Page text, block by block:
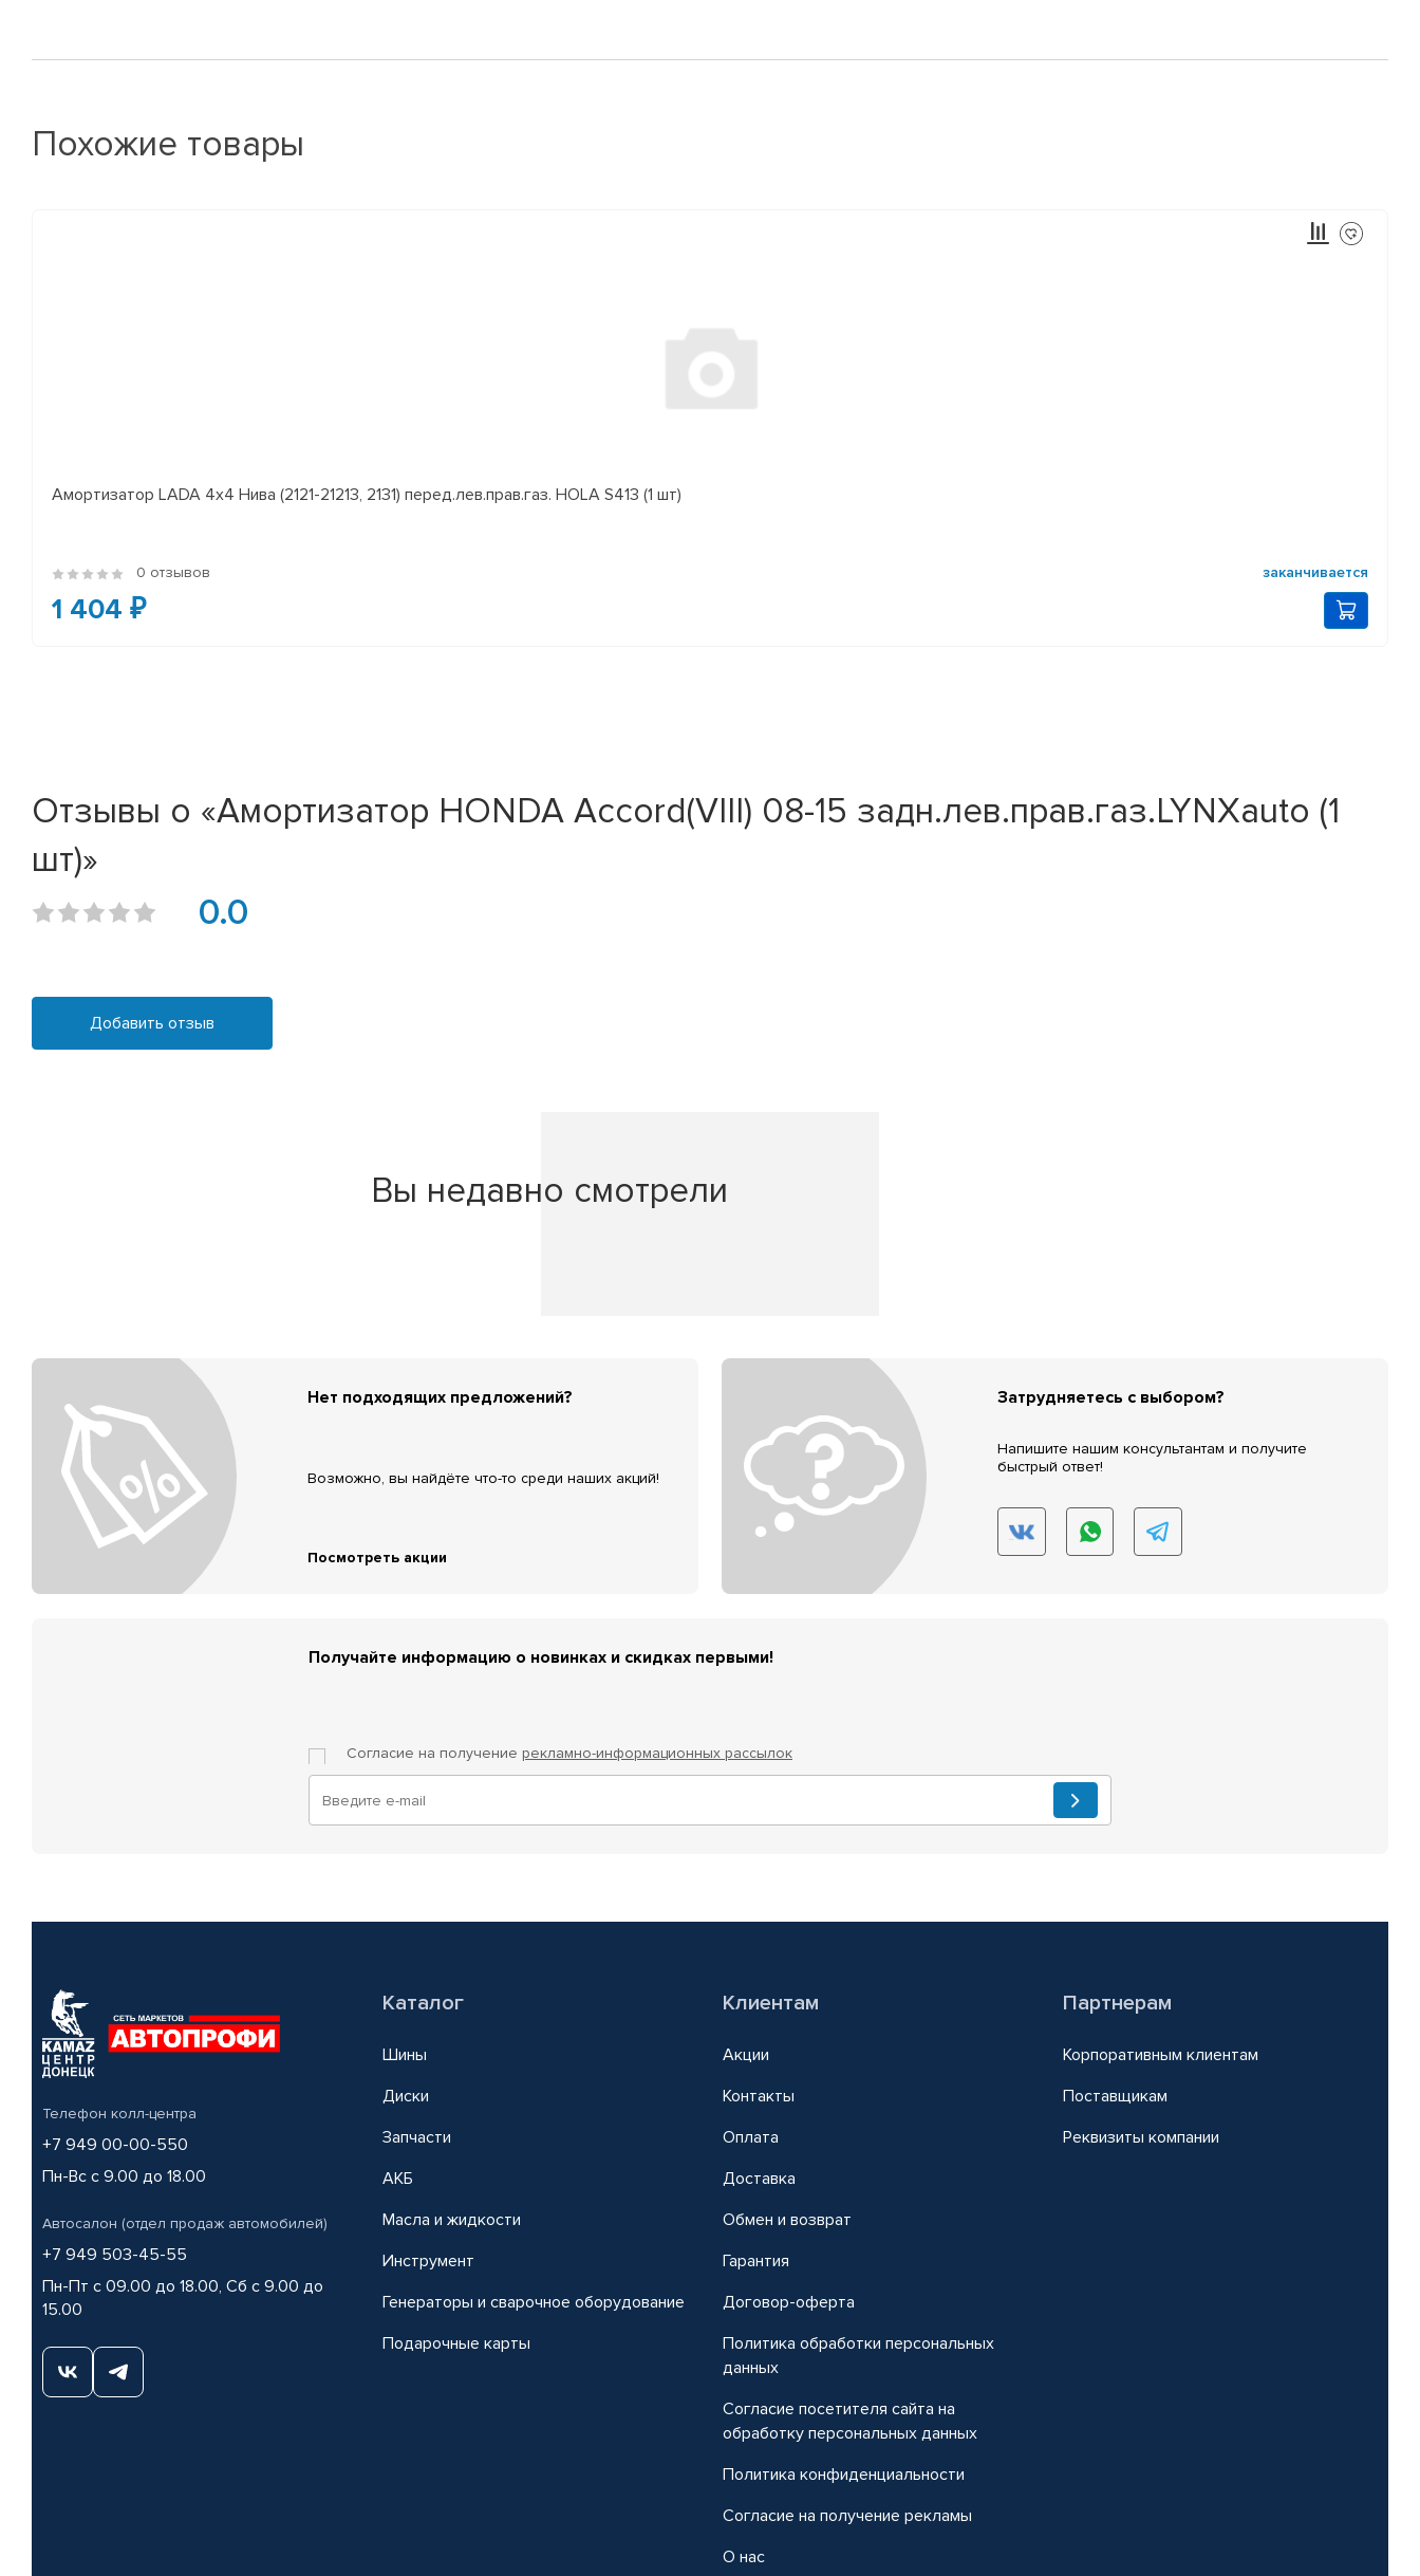
Похожие товары
Амортизатор LADA 4x4 Нива (2121-21213, 2131) перед.лев.прав.газ. HOLA S413 (1 шт)
0 отзывов заканчивается
1 404 ₽
Отзывы о «Амортизатор HONDA Accord(VIII) 08-15 задн.лев.прав.газ.LYNXauto (1
шт)»
0.0
Добавить отзыв
Вы недавно смотрели
Нет подходящих предложений?
Возможно, вы найдёте что-то среди наших акций!
Посмотреть акции
Затрудняетесь с выбором?
Напишите нашим консультантам и получите
быстрый ответ!
Получайте информацию о новинках и скидках первыми!
Согласие на получение рекламно-информационных рассылок
Телефон колл-центра
+7 949 00-00-550
Пн-Вс с 9.00 до 18.00
Автосалон (отдел продаж автомобилей)
+7 949 503-45-55
Пн-Пт с 09.00 до 18.00, Сб с 9.00 до
15.00
Каталог
Шины
Диски
Запчасти
АКБ
Масла и жидкости
Инструмент
Генераторы и сварочное оборудование
Подарочные карты
Клиентам
Акции
Контакты
Оплата
Доставка
Обмен и возврат
Гарантия
Договор-оферта
Политика обработки персональных
данных
Согласие посетителя сайта на
обработку персональных данных
Политика конфиденциальности
Согласие на получение рекламы
О нас
Партнерам
Корпоративным клиентам
Поставщикам
Реквизиты компании